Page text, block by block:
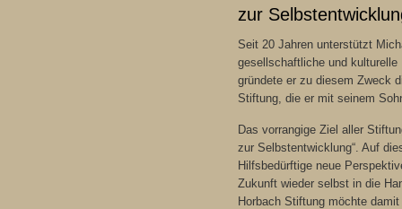
zur
Seit 20 Jahren unterstützt
gesellschaftliche und
gründete er zu diesem Zweck
Stiftung, die er mit seinem
Das vorrangige Ziel aller
zur Selbstentwicklung“. Auf
Hilfsbedürftige neue
Zukunft wieder selbst in die
Horbach Stiftung möchte